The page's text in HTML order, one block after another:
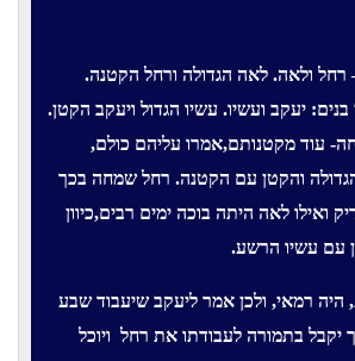
רחל ולאה. לאה הגדולה ורחל הקטנה.
בנים: יעקב ועשיו. עשיו הגדול ויעקב הקטן.
עוד מקטנותם,אמרו עליהם כולם,
והקטן עם הקטנה. רחל שמחה בכך
ואילו לאה היתה בוכה ימים רבים,כיוון
עם עשיו הרשע.
היה רמאי, ולכן אמר ליעקב שיעבוד שבע
יקבל בתמורה לעבודתו את רחל ויוכל